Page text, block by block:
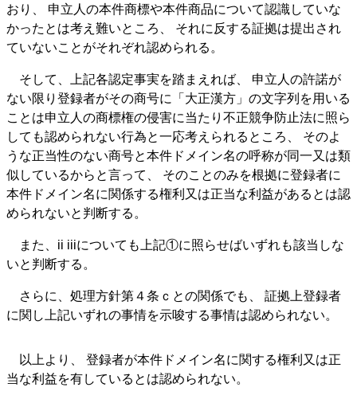
おり、 申立人の本件商標や本件商品について認識していな
かったとは考え難いところ、 それに反する証拠は提出され
ていないことがそれぞれ認められる。
そして、上記各認定事実を踏まえれば、 申立人の許諾が
ない限り登録者がその商号に「大正漢方」の文字列を用いる
ことは申立人の商標権の侵害に当たり不正競争防止法に照ら
しても認められない行為と一応考えられるところ、 そのよ
うな正当性のない商号と本件ドメイン名の呼称が同一又は類
似しているからと言って、 そのことのみを根拠に登録者に
本件ドメイン名に関係する権利又は正当な利益があるとは認
められないと判断する。
また、ii iiiについても上記①に照らせばいずれも該当しな
いと判断する。
さらに、処理方針第４条ｃとの関係でも、 証拠上登録者
に関し上記いずれの事情を示唆する事情は認められない。
以上より、 登録者が本件ドメイン名に関する権利又は正
当な利益を有しているとは認められない。